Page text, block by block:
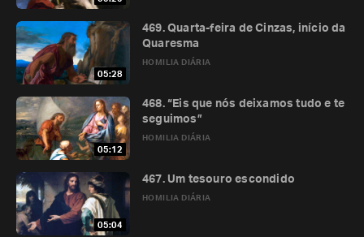
05:28
HOMILIA DIÁRIA
469. Quarta-feira de Cinzas, início da
Quaresma
05:12
HOMILIA DIÁRIA
468. “Eis que nós deixamos tudo e te
seguimos”
05:04
HOMILIA DIÁRIA
467. Um tesouro escondido